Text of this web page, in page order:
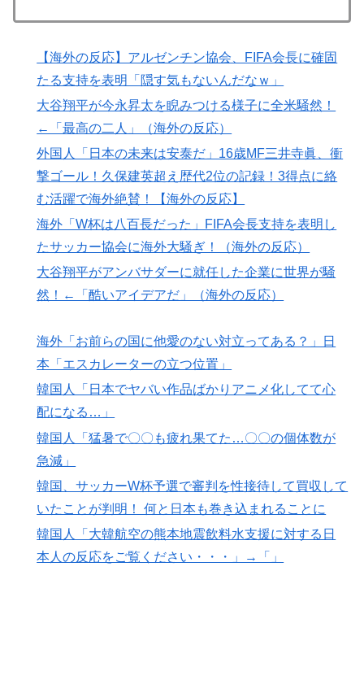
【海外の反応】アルゼンチン協会、FIFA会長に確固
たる支持を表明「隠す気もないんだなｗ」
大谷翔平が今永昇太を睨みつける様子に全米騒然！
←「最高の二人」（海外の反応）
外国人「日本の未来は安泰だ」16歳MF三井寺眞、衝
撃ゴール！久保建英超え歴代2位の記録！3得点に絡
む活躍で海外絶賛！【海外の反応】
海外「W杯は八百長だった」FIFA会長支持を表明し
たサッカー協会に海外大騒ぎ！（海外の反応）
大谷翔平がアンバサダーに就任した企業に世界が騒
然！←「酷いアイデアだ」（海外の反応）
海外「お前らの国に他愛のない対立ってある？」日
本「エスカレーターの立つ位置」
韓国人「日本でヤバい作品ばかりアニメ化してて心
配になる…」
韓国人「猛暑で〇〇も疲れ果てた…〇〇の個体数が
急減」
韓国、サッカーW杯予選で審判を性接待して買収して
いたことが判明！ 何と日本も巻き込まれることに
韓国人「大韓航空の熊本地震飲料水支援に対する日
本人の反応をご覧ください・・・」→「」